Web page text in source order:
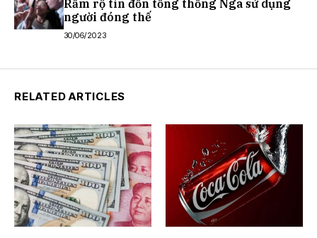
Rầm rộ tin đồn tổng thống Nga sử dụng
người đóng thế
30/06/2023
RELATED ARTICLES